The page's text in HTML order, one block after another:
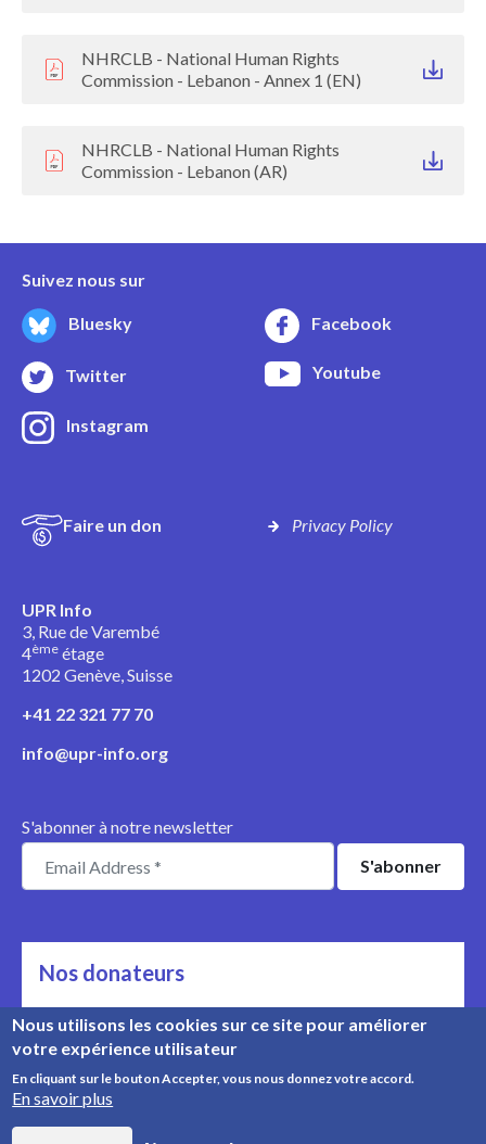
NHRCLB - National Human Rights
Commission - Lebanon - Annex 1 (EN)
NHRCLB - National Human Rights
Commission - Lebanon (AR)
Suivez nous sur
Bluesky Facebook
Twitter Youtube
Instagram
Faire un don Privacy Policy
UPR Info
3, Rue de Varembé
4ème étage
1202 Genève, Suisse
+41 22 321 77 70
info@upr-info.org
S'abonner à notre newsletter
Nos donateurs
Ils nous soutiennent
Rencontrez nos donateurs
Nous utilisons les cookies sur ce site pour améliorer
votre expérience utilisateur
En cliquant sur le bouton Accepter, vous nous donnez votre accord.
En savoir plus